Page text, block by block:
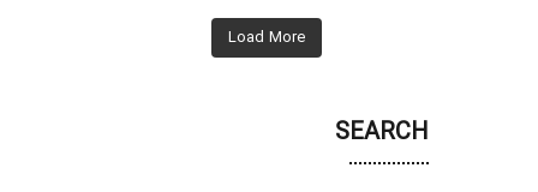
Load More
SEARCH